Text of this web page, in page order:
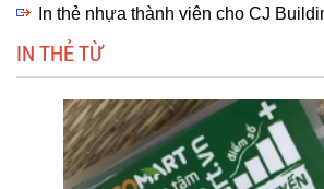
In thẻ nhựa thành viên cho CJ
IN THẺ TỪ